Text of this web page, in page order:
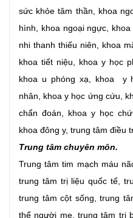
sức khỏe tâm thần, khoa
hình, khoa ngoại ngực,
nhi thanh thiếu niên, khoa
khoa tiết niệu, khoa y học
khoa u phóng xạ, khoa y
nhân, khoa y học ứng cứu,
chẩn đoán, khoa y học
khoa đông y, trung tâm điều
Trung tâm chuyên môn.
Trung tâm tim mạch máu
trung tâm trị liệu quốc tế,
trung tâm cột sống, trung
thể người mẹ, trung tâm trị